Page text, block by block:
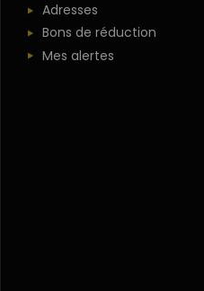
Adresses
Bons de réduction
Mes alertes